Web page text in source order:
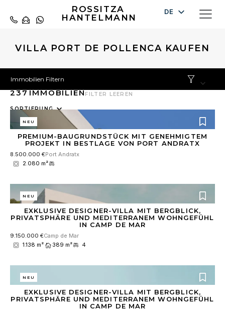
ROSSITZA
HANTELMANN
DE
ES
VILLA PORT DE POLLENCA KAUFEN
Immobilien Filtern
237IMMOBILIENFILTER LEEREN
SORTIERUNG
results
available
NEU
PREMIUM-BAUGRUNDSTÜCK MIT GENEHMIGTEM
PROJEKT IN BESTLAGE VON PORT ANDRATX
8.500.000 €Port Andratx
2.080 m²
NEU
EXKLUSIVE DESIGNER-VILLA MIT BERGBLICK,
PRIVATSPHÄRE UND MEDITERRANEM WOHNGEFÜHL
IN CAMP DE MAR
9.150.000 €Camp de Mar
1.138 m²
389 m² 4
NEU
EXKLUSIVE DESIGNER-VILLA MIT BERGBLICK,
PRIVATSPHÄRE UND MEDITERRANEM WOHNGEFÜHL
IN CAMP DE MAR